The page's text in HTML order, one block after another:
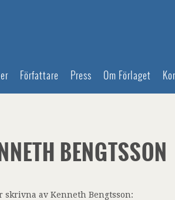
Författare Press Om Förlaget
BENGTSSON
skrivna av Kenneth Bengtsson: